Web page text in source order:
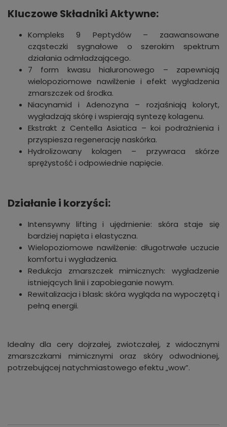
Kluczowe Składniki Aktywne:
Kompleks 9 Peptydów – zaawansowane
cząsteczki sygnałowe o szerokim spektrum
działania odmładzającego.
7 form kwasu hialuronowego – zapewniają
wielopoziomowe nawilżenie i efekt wygładzenia
zmarszczek od środka.
Niacynamid i Adenozyna – rozjaśniają koloryt,
wygładzają skórę i wspierają syntezę kolagenu.
Ekstrakt z Centella Asiatica – koi podrażnienia i
przyspiesza regenerację naskórka.
Hydrolizowany kolagen – przywraca skórze
sprężystość i odpowiednie napięcie.
Działanie i korzyści:
Intensywny lifting i ujędrnienie: skóra staje się
bardziej napięta i elastyczna.
Wielopoziomowe nawilżenie: długotrwałe uczucie
komfortu i wygładzenia.
Redukcja zmarszczek mimicznych: wygładzenie
istniejących linii i zapobieganie nowym.
Rewitalizacja i blask: skóra wygląda na wypoczętą i
pełną energii.
Idealny dla cery dojrzałej, zwiotczałej, z widocznymi
zmarszczkami mimicznymi oraz skóry odwodnionej,
potrzebującej natychmiastowego efektu „wow”.